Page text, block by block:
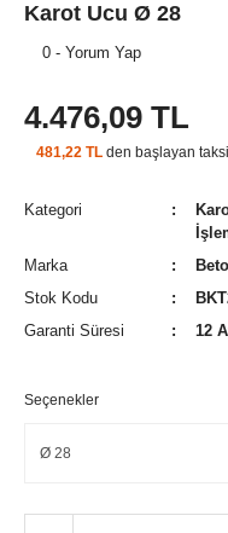
Karot Ucu Ø 28
0 - Yorum Yap
4.476,09 TL
481,22 TL den başlayan
Kategori
Marka
Stok Kodu
Garanti Süresi
12
Seçenekler